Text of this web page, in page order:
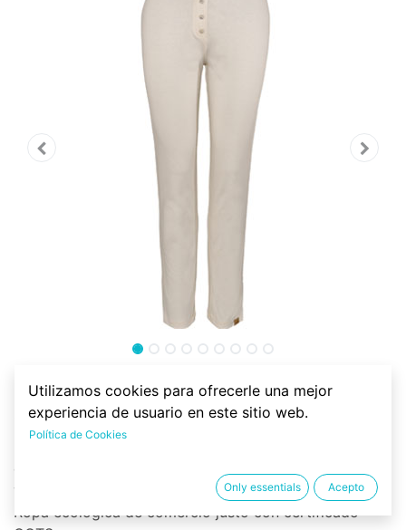
Pantalón pijama 100%
algodón orgánico, CAROL
confeccionado con 100% algodón orgánico. Color
verde con ilustración hojas. Muy agradable al tacto.
Ropa ecológica de comercio justo con certificado
Utilizamos cookies para ofrecerle una mejor
experiencia de usuario en este sitio web.
Política de Cookies
Only essentials Acepto